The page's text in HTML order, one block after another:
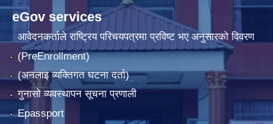
eGov services
आवेदनकर्ताले राष्‍ट्रिय परिचयपत्रमा प्रविष्ट भए अनुसारको विवरण
(PreEnrollment)
(अनलाइ व्यक्तिगत घटना दर्ता)
गुनासो व्यवस्थापन सूचना प्रणाली
Epassport